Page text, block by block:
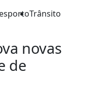
Trânsito
novas
de